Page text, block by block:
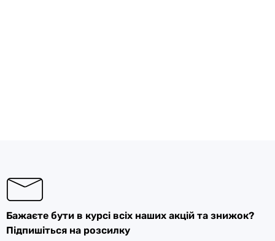
Бажаєте бути в курсі всіх наших акцій та знижок?
Підпишіться на розсилку